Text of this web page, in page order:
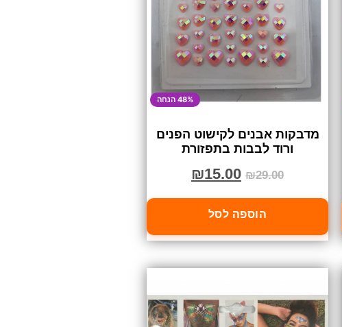
48% הנחה
מדבקות אבנים לקישוט הפנים
ורוד לבבות בתפזורת
₪29.00
₪15.00
הוספה לסל